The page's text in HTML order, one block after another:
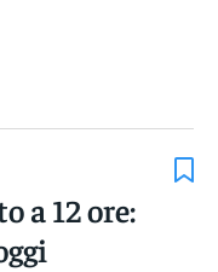
a 12 ore: